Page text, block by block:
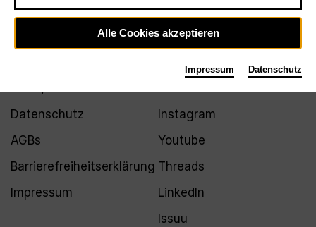
Jobs / Praktika
Datenschutz
AGBs
Barrierefreiheitserklärung
Impressum
Facebook
Instagram
Youtube
Threads
LinkedIn
Issuu
Alle Cookies akzeptieren
Impressum Datenschutz